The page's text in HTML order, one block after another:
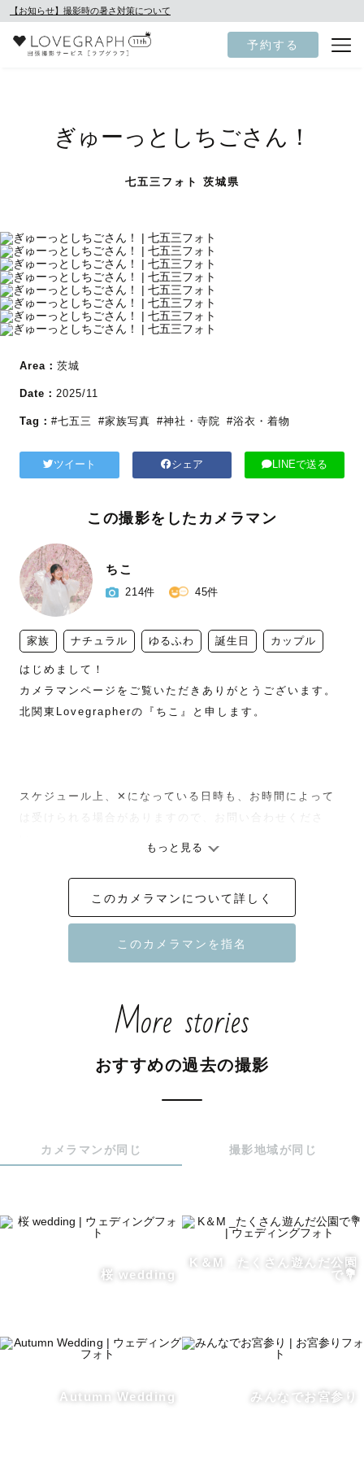
【お知らせ】撮影時の暑さ対策について
予約する
ぎゅーっとしちごさん！
七五三フォト 茨城県
Area： 茨城
Date： 2025/11
Tag： #七五三 #家族写真 #神社・寺院 #浴衣・着物
ツイート シェア LINEで送る
この撮影をしたカメラマン
ちこ
214件 45件
家族 ナチュラル ゆるふわ 誕生日 カップル
はじめまして！
カメラマンページをご覧いただきありがとうございます。
北関東Lovegrapherの『ちこ』と申します。
スケジュール上‪、‪‪✕‬になっている日時も、お時間によって
は受けられる場合がありますので、お問い合わせくださ
ー大切な瞬間を、大切な思い出にー
大切な家族との写真、大好きなパートナーとの記念写真、
仲良しな友人との思い出の写真、日常のほっと安らげる瞬
写真に込める想いは人それぞれです。
ゆっくりコミュニケーションをとりながら、一緒に楽しい
時間を過ごしましょう。
もっと見る
このカメラマンについて詳しく
More stories
おすすめの過去の撮影
カメラマンが同じ 撮影地域が同じ
桜 wedding
K＆M _たくさん遊んだ公園
で💐
Autumn Wedding みんなでお宮参り